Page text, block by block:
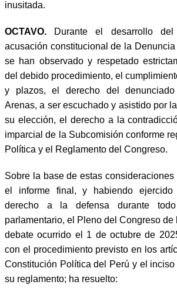
inusitada.
OCTAVO. Durante el desarrollo del
acusación constitucional de la
se han observado y respetado
del debido procedimiento, el
y plazos, el derecho del
Arenas, a ser escuchado y asistido por
su elección, el derecho a la
imparcial de la Subcomisión conforme
Política y el Reglamento del Congreso.
Sobre la base de estas
el informe final, y habiendo
derecho a la defensa durante
parlamentario, el Pleno del Congreso de
debate ocurrido el 1 de octubre de
con el procedimiento previsto en los
Constitución Política del Perú y el
su reglamento; ha resuelto: